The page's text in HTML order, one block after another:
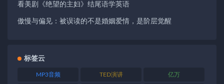
看美剧《绝望的主妇》结尾语学英语
傲慢与偏见：被误读的不是婚姻爱情，是阶层觉醒
标签云
MP3音频 TED演讲 亿万